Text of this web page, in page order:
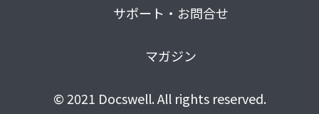
サポート・お問合せ
マガジン
© 2021 Docswell. All rights reserved.